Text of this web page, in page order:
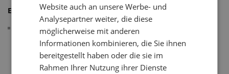
Erfüllt die Normen:
ISO 7241-1 A
Website auch an unsere Werbe- und
Analysepartner weiter, die diese
möglicherweise mit anderen
Informationen kombinieren, die Sie ihnen
bereitgestellt haben oder die sie im
Rahmen Ihrer Nutzung ihrer Dienste